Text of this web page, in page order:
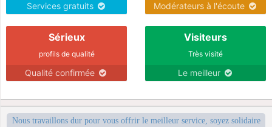
Services gratuits Modérateurs à l'écoute
Sérieux
profils de qualité
Qualité confirmée
Visiteurs
Très visité
Le meilleur
Nous travaillons dur pour vous offrir le meilleur service, soyez solidaire